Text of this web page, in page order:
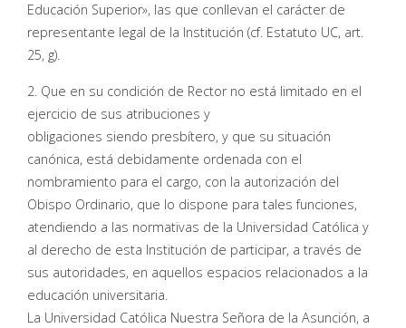
Educación Superior», las que conllevan el carácter de
representante legal de la Institución (cf. Estatuto UC, art.
25, g).
2. Que en su condición de Rector no está limitado en el
ejercicio de sus atribuciones y
obligaciones siendo presbítero, y que su situación
canónica, está debidamente ordenada con el
nombramiento para el cargo, con la autorización del
Obispo Ordinario, que lo dispone para tales funciones,
atendiendo a las normativas de la Universidad Católica y
al derecho de esta Institución de participar, a través de
sus autoridades, en aquellos espacios relacionados a la
educación universitaria.
La Universidad Católica Nuestra Señora de la Asunción, a